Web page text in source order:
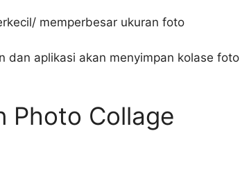
memperbesar ukuran foto
dan aplikasi akan menyimpan kolase foto
Photo Collage